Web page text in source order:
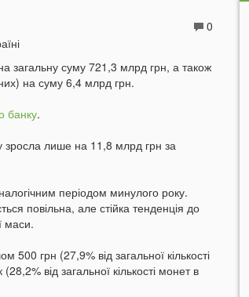
0
загальну суму 721,3 млрд грн, а також
на суму 6,4 млрд грн.
банку.
зросла лише на 11,8 млрд грн за
періодом минулого року.
повільна, але стійка тенденція до
маси.
500 грн (27,9% від загальної кількості
від загальної кількості монет в